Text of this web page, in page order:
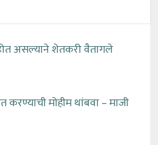
होत असल्याने शेतकरी वैतागले
मोहीम थांबवा – माजी